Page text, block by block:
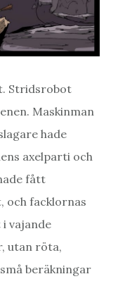
Stridsrobot
Maskinman
hade
axelparti och
fått
och facklornas
vajande
utan röta,
beräkningar